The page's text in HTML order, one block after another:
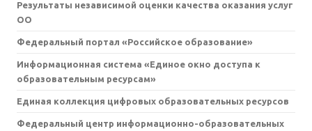
Результаты независимой оценки качества оказания услуг
ОО
Федеральный портал «Российское образование»
Информационная система «Единое окно доступа к
образовательным ресурсам»
Единая коллекция цифровых образовательных ресурсов
Федеральный центр информационно-образовательных